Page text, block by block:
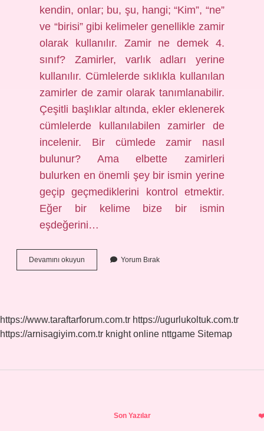
kendin, onlar; bu, şu, hangi; “Kim”, “ne”
ve “birisi” gibi kelimeler genellikle zamir
olarak kullanılır. Zamir ne demek 4.
sınıf? Zamirler, varlık adları yerine
kullanılır. Cümlelerde sıklıkla kullanılan
zamirler de zamir olarak tanımlanabilir.
Çeşitli başlıklar altında, ekler eklenerek
cümlelerde kullanılabilen zamirler de
incelenir. Bir cümlede zamir nasıl
bulunur? Ama elbette zamirleri
bulurken en önemli şey bir ismin yerine
geçip geçmediklerini kontrol etmektir.
Eğer bir kelime bize bir ismin
eşdeğerini…
Devamını okuyun
Sınıf
Yorum Bırak
https://www.taraftarforum.com.tr https://ugurlukoltuk.com.tr
https://arnisagiyim.com.tr knight online nttgame Sitemap
Son Yazılar